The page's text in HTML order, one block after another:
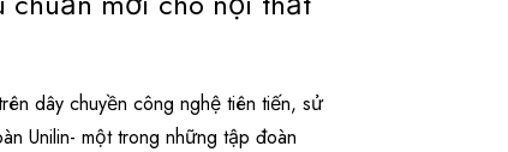
dây chuyền công nghệ tiên tiến, sử
Unilin- một trong những tập đoàn